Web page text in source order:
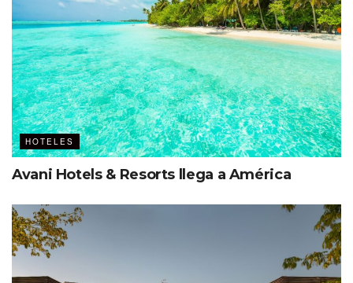
personas en banquete y 280 en montaje auditorio. Por
otro lado, para cocteles y bodas ofrece jardines y espacios
al aire libre; por ejemplo, la Playa Duende tiene cabida
para 550 personas en banquete.
HOTELES
Avani Hotels & Resorts llega a América